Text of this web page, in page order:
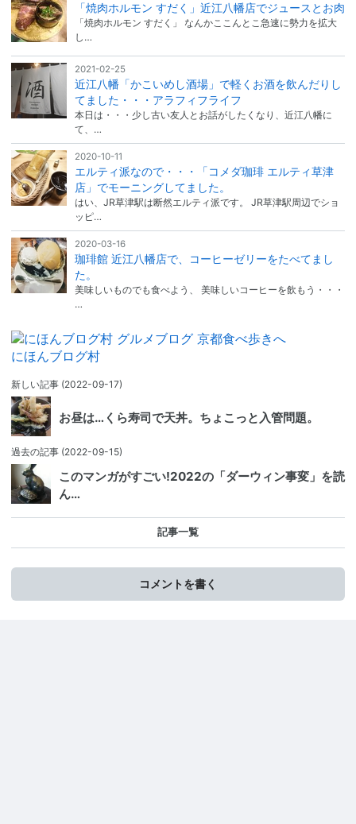
「焼肉ホルモン すだく」近江八幡店でジュースとお肉
「焼肉ホルモン すだく」 なんかここんとこ急速に勢力を拡大
し…
2021-02-25
近江八幡「かこいめし酒場」で軽くお酒を飲んだりし
てました・・・アラフィフライフ
本日は・・・少し古い友人とお話がしたくなり、近江八幡に
て、…
2020-10-11
エルティ派なので・・・「コメダ珈琲 エルティ草津
店」でモーニングしてました。
はい、JR草津駅は断然エルティ派です。 JR草津駅周辺でショ
ッピ…
2020-03-16
珈琲館 近江八幡店で、コーヒーゼリーをたべてまし
た。
美味しいものでも食べよう、 美味しいコーヒーを飲もう・・・
…
にほんブログ村
新しい記事 (2022-09-17)
お昼は…くら寿司で天丼。ちょこっと入管問題。
過去の記事 (2022-09-15)
このマンガがすごい!2022の「ダーウィン事変」を読
ん…
記事一覧
コメントを書く